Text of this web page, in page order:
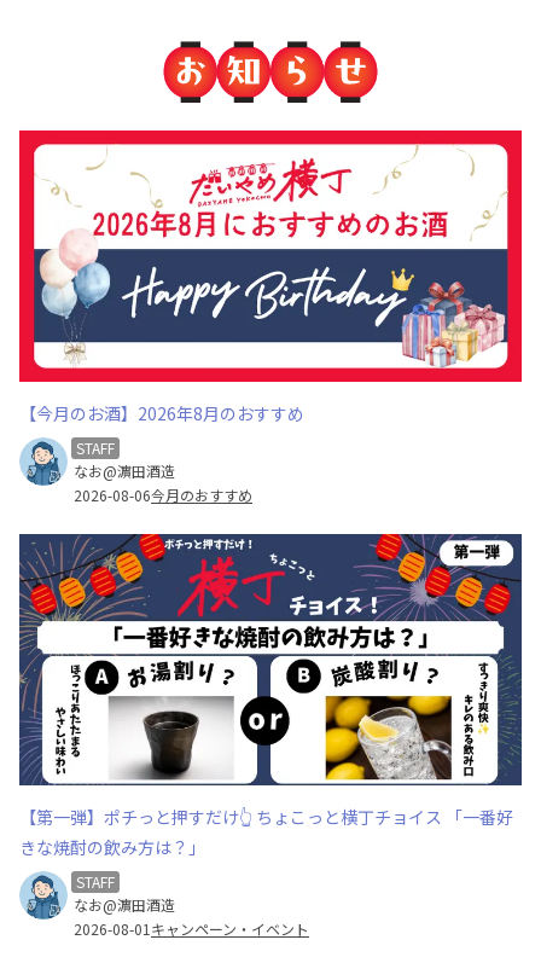
【今月のお酒】2026年8月のおすすめ
STAFF
なお@濵田酒造
2026-08-06今月のおすすめ
【第一弾】ポチっと押すだけ👆 ちょこっと横丁チョイス 「一番好
きな焼酎の飲み方は？」
STAFF
なお@濵田酒造
2026-08-01 キャンペーン・イベント